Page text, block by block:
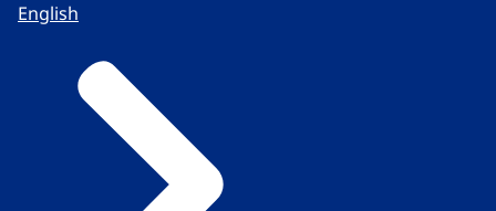
English